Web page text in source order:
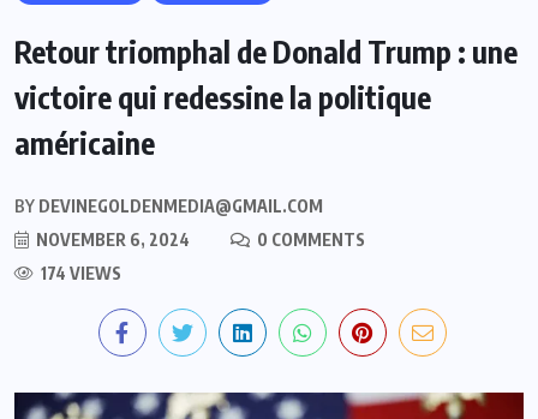
Retour triomphal de Donald Trump : une
victoire qui redessine la politique
américaine
BY DEVINEGOLDENMEDIA@GMAIL.COM
NOVEMBER 6, 2024
0 COMMENTS
174 VIEWS